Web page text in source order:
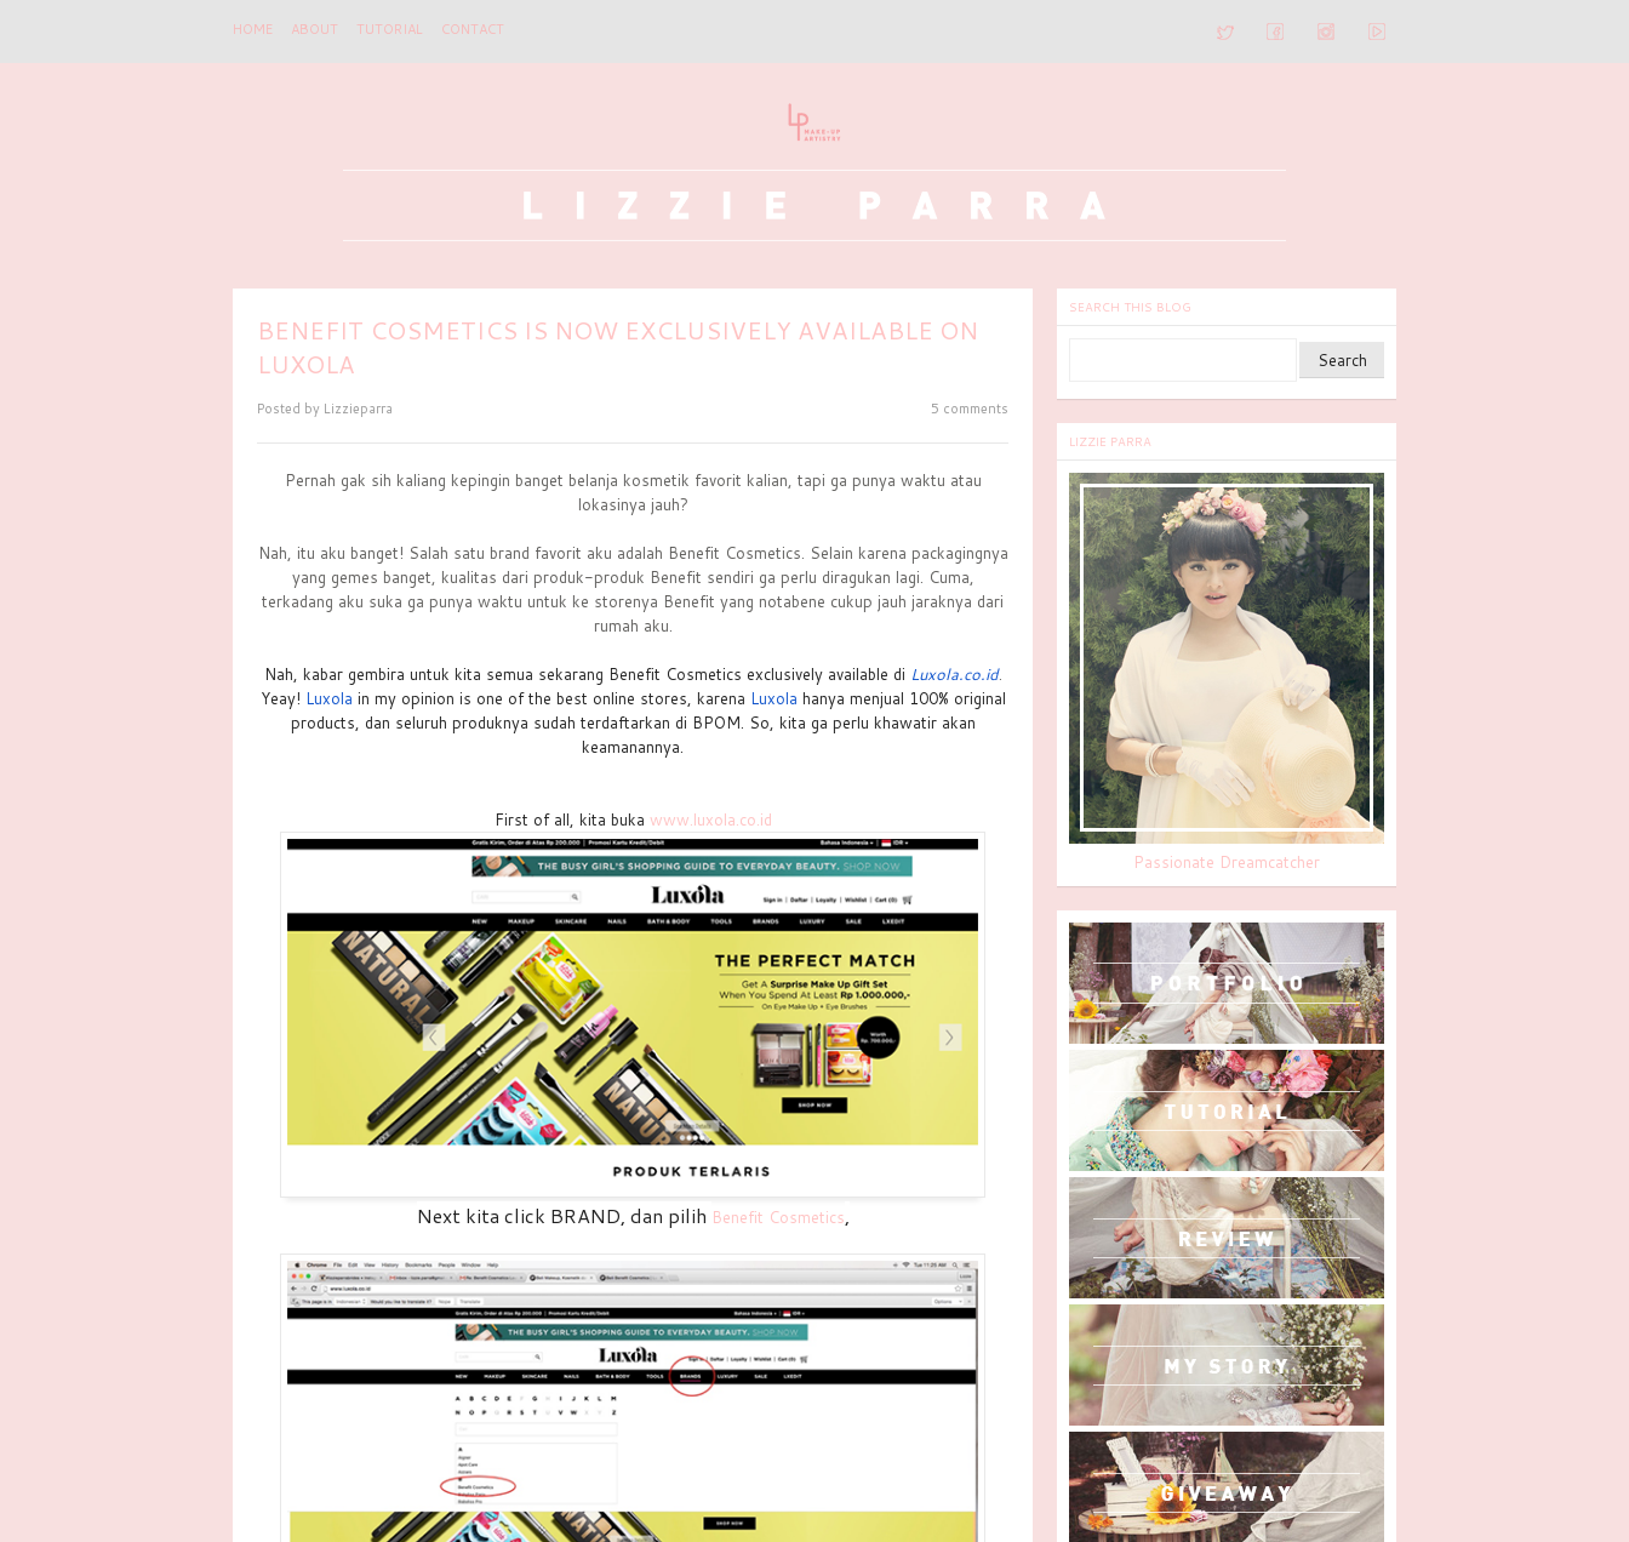
HOME ABOUT TUTORIAL CONTACT
BENEFIT COSMETICS IS NOW EXCLUSIVELY AVAILABLE ON
LUXOLA
Posted by Lizzieparra 5 comments
Pernah gak sih kaliang kepingin banget belanja kosmetik favorit kalian, tapi ga punya waktu atau
lokasinya jauh?
Nah, itu aku banget! Salah satu brand favorit aku adalah Benefit Cosmetics. Selain karena packagingnya
yang gemes banget, kualitas dari produk-produk Benefit sendiri ga perlu diragukan lagi. Cuma,
terkadang aku suka ga punya waktu untuk ke storenya Benefit yang notabene cukup jauh jaraknya dari
rumah aku.
Nah, kabar gembira untuk kita semua sekarang Benefit Cosmetics exclusively available di Luxola.co.id.
Yeay! Luxola in my opinion is one of the best online stores, karena Luxola hanya menjual 100% original
products, dan seluruh produknya sudah terdaftarkan di BPOM. So, kita ga perlu khawatir akan
keamanannya.
First of all, kita buka www.luxola.co.id
Next kita click BRAND, dan pilih Benefit Cosmetics,
SEARCH THIS BLOG
LIZZIE PARRA
Passionate Dreamcatcher